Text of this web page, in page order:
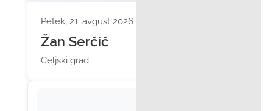
Petek, 21. avgust 2026 ob 20:00
Žan Serčič
Celjski grad